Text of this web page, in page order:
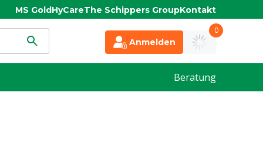
MS GoldHyCareThe Schippers GroupKontakt
Anmelden
0
Beratung